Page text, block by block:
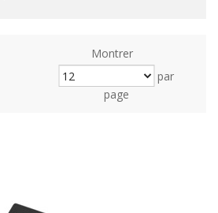
Montrer
par
page